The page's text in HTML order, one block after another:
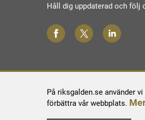
På riksgalden.se använder
förbättra vår webbplats.
Håll dig uppdaterad och följ